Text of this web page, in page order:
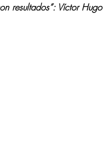
resultados”: Víctor